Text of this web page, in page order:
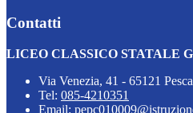
Contatti
LICEO CLASSICO STATALE
Via Venezia, 41 - 65121
Tel: 085-4210351
Email: